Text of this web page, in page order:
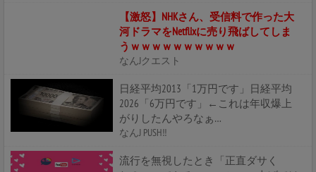
【激怒】NHKさん、受信料で作った大
河ドラマをNetflixに売り飛ばしてしま
うｗｗｗｗｗｗｗｗｗｗ
なんJクエスト
日経平均2013「1万円です」日経平均
2026「6万円です」←これは年収爆上
がりしたんやろなぁ…
なんJ PUSH!!
流行を無視したとき「正直ダサく